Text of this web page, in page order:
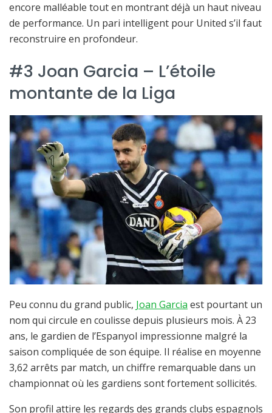
encore malléable tout en montrant déjà un haut niveau
de performance. Un pari intelligent pour United s’il faut
reconstruire en profondeur.
#3 Joan Garcia – L’étoile
montante de la Liga
Peu connu du grand public, Joan Garcia est pourtant un
nom qui circule en coulisse depuis plusieurs mois. À 23
ans, le gardien de l’Espanyol impressionne malgré la
saison compliquée de son équipe. Il réalise en moyenne
3,62 arrêts par match, un chiffre remarquable dans un
championnat où les gardiens sont fortement sollicités.
Son profil attire les regards des grands clubs espagnols